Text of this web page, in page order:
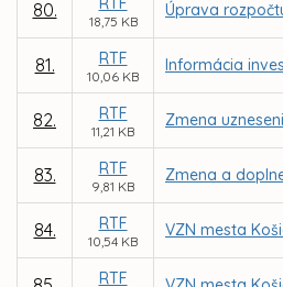
80.
18,75 KB
Úprava
81. RTF
10,06 KB
Informácia
82. RTF
11,21 KB
Zmena
83. RTF
9,81 KB
Zmena a
84. RTF
10,54 KB
VZN mesta
RTF